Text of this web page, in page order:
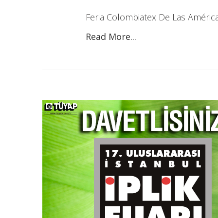
Feria Colombiatex De Las
Read More...